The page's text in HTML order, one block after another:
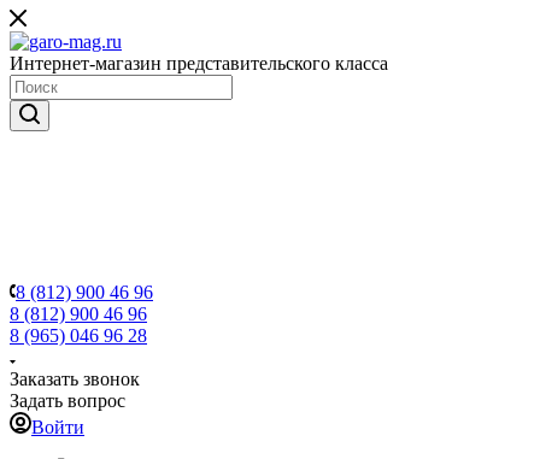
Интернет-магазин представительского класса
8 (812) 900 46 96
8 (812) 900 46 96
8 (965) 046 96 28
Заказать звонок
Задать вопрос
Войти